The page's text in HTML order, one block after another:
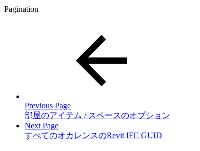
Pagination
Previous Page
部屋のアイテム / スペースのオプション
Next Page
すべてのオカレンスのRevit IFC GUID